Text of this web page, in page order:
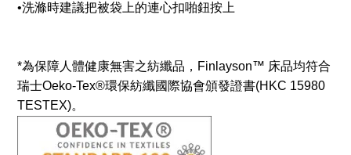
•洗滌時建議把被袋上的連心扣啪鈕按上
*為保障人體健康無害之紡纖品，Finlayson™ 床品均符合
瑞士Oeko-Tex®環保紡纖國際協會頒發證書(HKC 15980
TESTEX)。